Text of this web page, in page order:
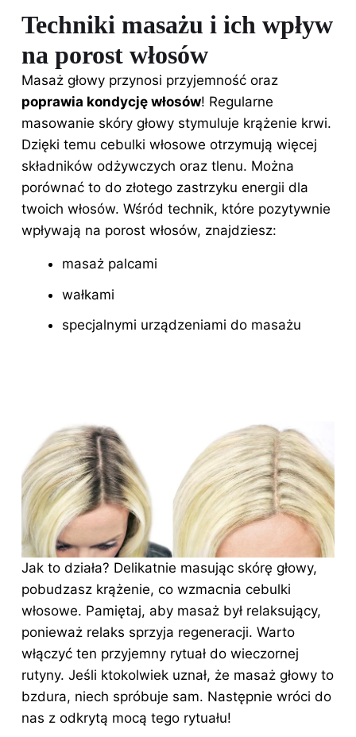
Techniki masażu i ich wpływ
na porost włosów
Masaż głowy przynosi przyjemność oraz
poprawia kondycję włosów! Regularne
masowanie skóry głowy stymuluje krążenie krwi.
Dzięki temu cebulki włosowe otrzymują więcej
składników odżywczych oraz tlenu. Można
porównać to do złotego zastrzyku energii dla
twoich włosów. Wśród technik, które pozytywnie
wpływają na porost włosów, znajdziesz:
masaż palcami
wałkami
specjalnymi urządzeniami do masażu
Jak to działa? Delikatnie masując skórę głowy,
pobudzasz krążenie, co wzmacnia cebulki
włosowe. Pamiętaj, aby masaż był relaksujący,
ponieważ relaks sprzyja regeneracji. Warto
włączyć ten przyjemny rytuał do wieczornej
rutyny. Jeśli ktokolwiek uznał, że masaż głowy to
bzdura, niech spróbuje sam. Następnie wróci do
nas z odkrytą mocą tego rytuału!